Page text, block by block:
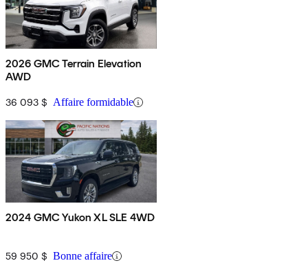
2026 GMC Terrain Elevation
AWD
36 093 $ Affaire formidable
2024 GMC Yukon XL SLE 4WD
59 950 $ Bonne affaire